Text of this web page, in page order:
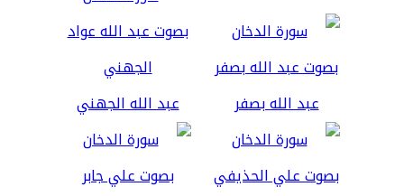
عبد الله بصفر عبد الله الجهني